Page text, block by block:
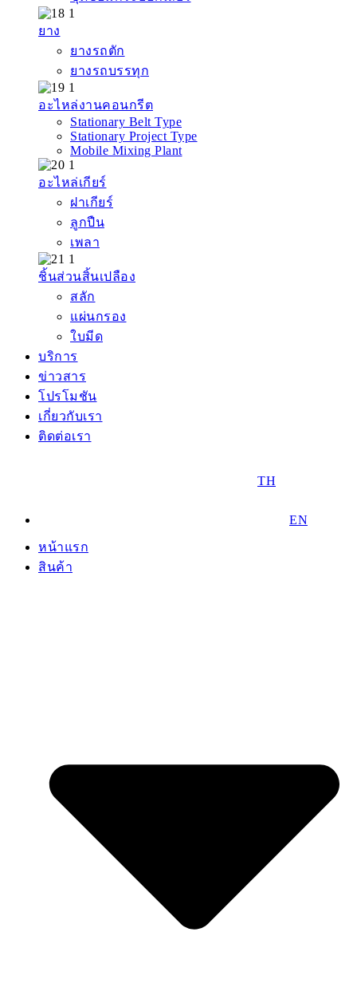
ยาง
ยางรถตัก
ยางรถบรรทุก
อะไหล่งานคอนกรีต
Stationary Belt Type
Stationary Project Type
Mobile Mixing Plant
อะไหล่เกียร์
ฝาเกียร์
ลูกปืน
เพลา
ชิ้นส่วนสิ้นเปลือง
สลัก
แผ่นกรอง
ใบมีด
บริการ
ข่าวสาร
โปรโมชัน
เกี่ยวกับเรา
ติดต่อเรา
TH
EN
หน้าแรก
สินค้า